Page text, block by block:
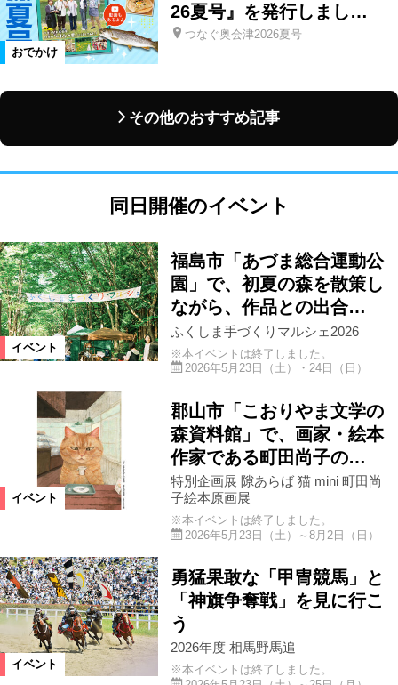
おでかけ
26夏号』を発行しまし…
つなぐ奥会津2026夏号
その他のおすすめ記事
同日開催のイベント
イベント
福島市「あづま総合運動公
園」で、初夏の森を散策し
ながら、作品との出合…
ふくしま手づくりマルシェ2026
※本イベントは終了しました。
2026年5月23日（土）・24日（日）
イベント
郡山市「こおりやま文学の
森資料館」で、画家・絵本
作家である町田尚子の…
特別企画展 隙あらば 猫 mini 町田尚
子絵本原画展
※本イベントは終了しました。
2026年5月23日（土）～8月2日（日）
イベント
勇猛果敢な「甲冑競馬」と
「神旗争奪戦」を見に行こ
う
2026年度 相馬野馬追
※本イベントは終了しました。